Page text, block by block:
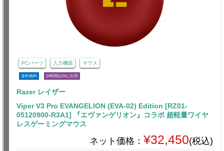
PCパーツ 入力機器 マウス
送料無料 24時間以内に出荷
Razer レイザー
Viper V3 Pro EVANGELION (EVA-02) Edition [RZ01-
05120900-R3A1] 『エヴァンゲリオン』コラボ 超軽量ワイヤ
レスゲーミングマウス
ネット価格： ¥32,450(税込)